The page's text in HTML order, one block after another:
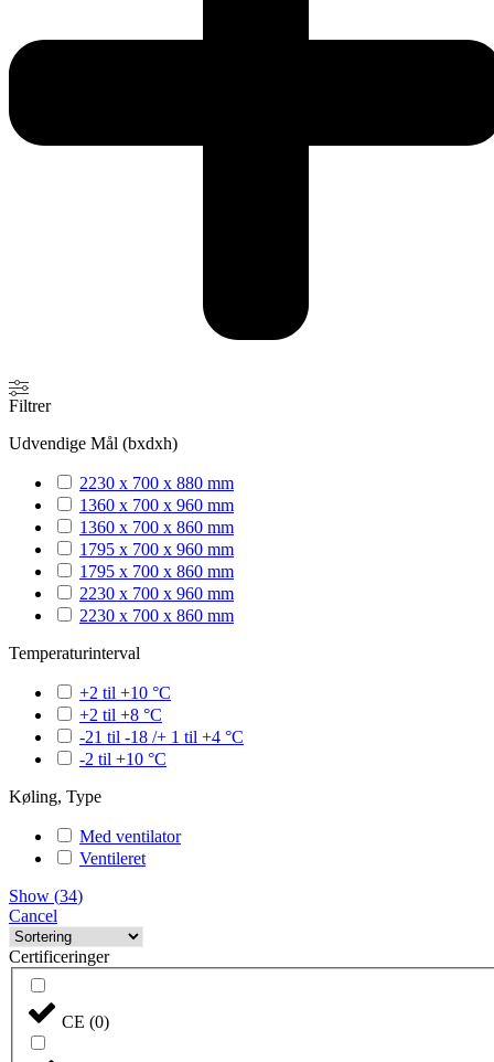
Filtrer
Udvendige Mål (bxdxh)
2230 x 700 x 880 mm
1360 x 700 x 960 mm
1360 x 700 x 860 mm
1795 x 700 x 960 mm
1795 x 700 x 860 mm
2230 x 700 x 960 mm
2230 x 700 x 860 mm
Temperaturinterval
+2 til +10 °C
+2 til +8 °C
-21 til -18 /+ 1 til +4 °C
-2 til +10 °C
Køling, Type
Med ventilator
Ventileret
Show (34)
Cancel
Certificeringer
CE (0)